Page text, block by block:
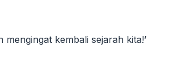
mengingat kembali sejarah kita!’